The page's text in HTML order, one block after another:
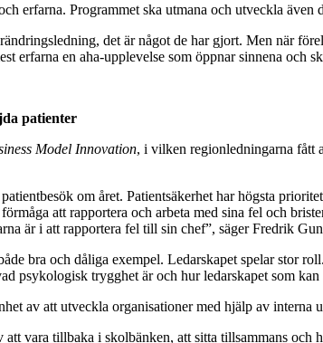
erfarna. Programmet ska utmana och utveckla
det är något de har gjort. Men när
erfarna en aha-upplevelse som öppnar sinnena
patienter
Model Innovation, i vilken regionledningarna fått
om året. Patientsäkerhet har högsta
att rapportera och arbeta med sina fel och
är i att rapportera fel till sin chef”, säger Fredrik
bra och dåliga exempel. Ledarskapet spelar stor
psykologisk trygghet är och hur ledarskapet som
av att utveckla organisationer med hjälp av
vara tillbaka i skolbänken, att sitta tillsammans